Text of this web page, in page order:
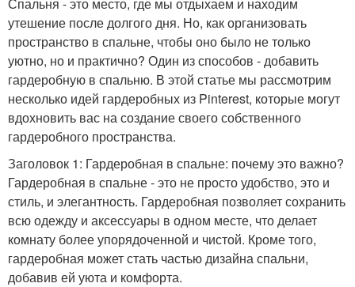
утешение после долгого дня. Но, как организовать
пространство в спальне, чтобы оно было не только
уютно, но и практично? Один из способов - добавить
гардеробную в спальню. В этой статье мы рассмотрим
несколько идей гардеробных из Pinterest, которые могут
вдохновить вас на создание своего собственного
гардеробного пространства.
Заголовок 1: Гардеробная в спальне: почему это важно?
Гардеробная в спальне - это не просто удобство, это и
стиль, и элегантность. Гардеробная позволяет сохранить
всю одежду и аксессуары в одном месте, что делает
комнату более упорядоченной и чистой. Кроме того,
гардеробная может стать частью дизайна спальни,
добавив ей уюта и комфорта.